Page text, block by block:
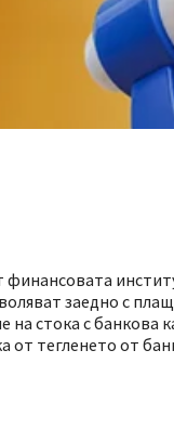
финансовата
заедно с
на стока с банкова
от тегленето от